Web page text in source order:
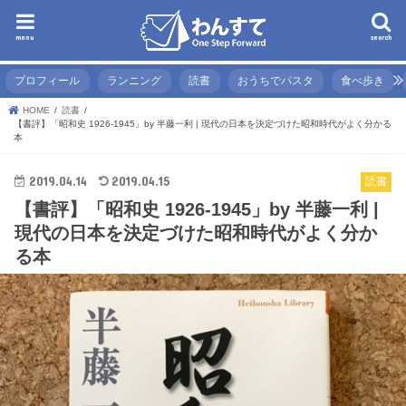
search
menu
プロフィール ランニング 読書 おうちでパスタ 食べ歩き
HOME
読書
【書評】「昭和史 1926-1945」by 半藤一利 | 現代の日本を決定づけた昭和時代がよく分かる
本
読書
2019.04.14 2019.04.15
【書評】「昭和史 1926-1945」by 半藤一利 |
現代の日本を決定づけた昭和時代がよく分か
る本